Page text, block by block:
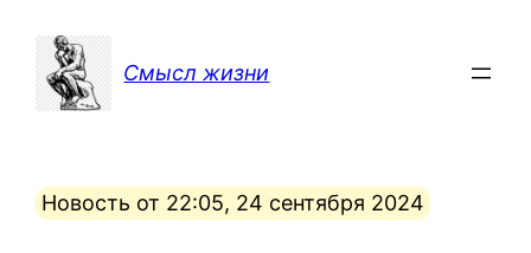
содержимому
Смысл жизни
Новость от 22:05, 24 сентября 2024